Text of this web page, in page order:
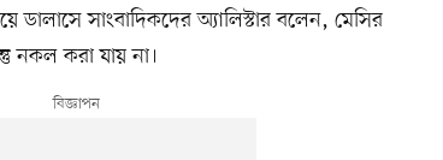
ডালাসে সাংবাদিকদের অ্যালিস্টার বলেন, মেসির
নকল করা যায় না।